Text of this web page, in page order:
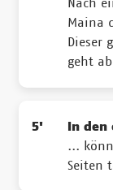
Nach
Maina
Dieser
geht
5'
In
...
Seiten